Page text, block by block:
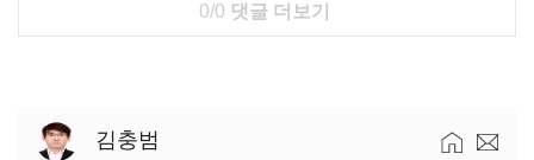
0/0 댓글 더보기
김충범